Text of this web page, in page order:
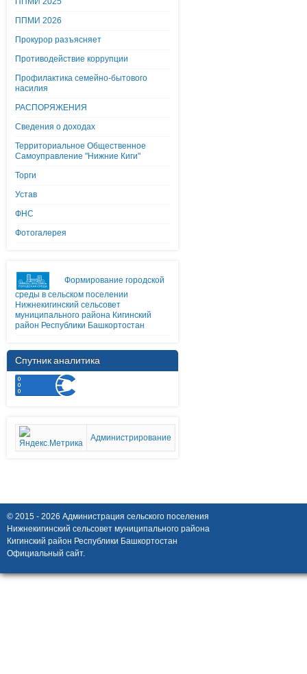
ППМИ 2026
Прокурор разъясняет
Противодействие коррупции
Профилактика семейно-бытового
насилия
РАСПОРЯЖЕНИЯ
Сведения о доходах
Территориальное Общественное
Самоуправление "Нижние Киги"
Торги
Устав
ФНС
Фотогалерея
Формирование городской
среды в сельском поселении
Нижнекигинский сельсовет
муниципального района Кигинский
район Республики Башкортостан
Спутник аналитика
Администрирование
© 2015 - 2026 Администрация сельского поселения
Нижнекигинский сельсовет муниципального района
Кигинский район Республики Башкортостан
Официальный сайт.